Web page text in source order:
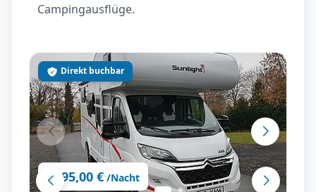
Campingausflüge.
ab 95,00 € /Nacht
Direkt buchbar